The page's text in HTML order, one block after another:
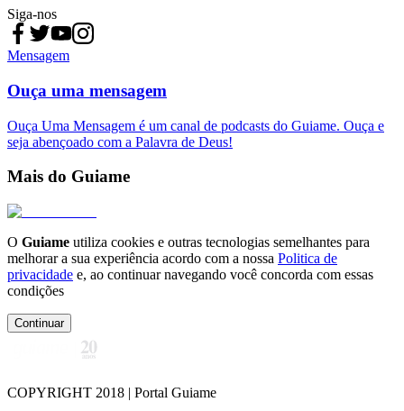
Siga-nos
Mensagem
Ouça uma mensagem
Ouça Uma Mensagem é um canal de podcasts do Guiame. Ouça e
seja abençoado com a Palavra de Deus!
Mais do Guiame
O Guiame utiliza cookies e outras tecnologias semelhantes para
melhorar a sua experiência acordo com a nossa Politica de
privacidade e, ao continuar navegando você concorda com essas
condições
Continuar
COPYRIGHT 2018 | Portal Guiame